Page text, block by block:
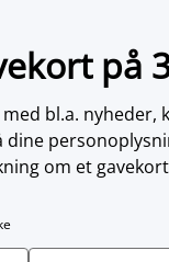
på
med bl.a.
om et gavekort